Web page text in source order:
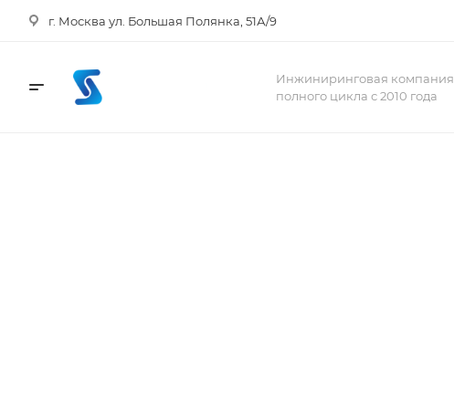
г. Москва ул. Большая Полянка, 51А/9
Инжиниринговая компания
полного цикла с 2010 года